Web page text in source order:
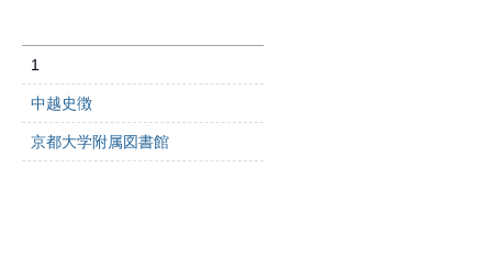
1
中越史徴
京都大学附属図書館